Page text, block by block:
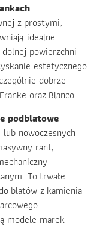
z prostymi,
idealne
powierzchni
estetycznego
dobrze
oraz Blanco.
podblatowe
nowoczesnych
rant,
To trwałe
blatów z kamienia
modele marek